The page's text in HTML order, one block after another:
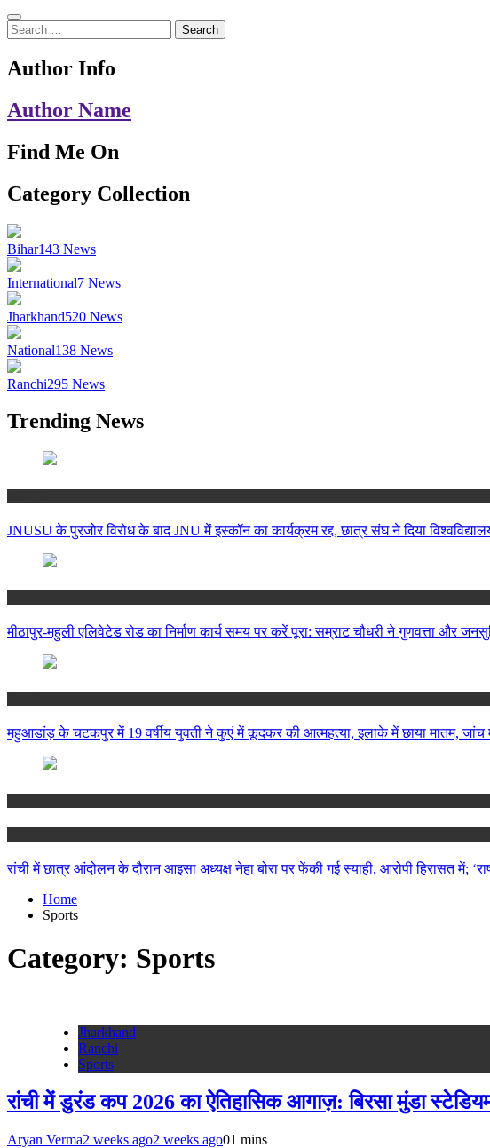
Search
for:
Author Info
Author Name
Find Me On
Category Collection
Bihar143 News
International7 News
Jharkhand520 News
National138 News
Ranchi295 News
Trending News
JNUSU के पुरजोर विरोध के बाद JNU में इस्कॉन का कार्यक्रम रद्द, छात्र संघ ने दिया
मीठापुर-महुली एलिवेटेड रोड का निर्माण कार्य समय पर करें पूरा: सम्राट चौधरी ने गुणवत्ता और
महुआडांड़ के चटकपुर में 19 वर्षीय युवती ने कुएं में कूदकर की आत्महत्या, इलाके में छाया मातम, जांच
रांची में छात्र आंदोलन के दौरान आइसा अध्यक्ष नेहा बोरा पर फेंकी गई स्याही, आरोपी हिरासत में;
Home
Sports
Category: Sports
Jharkhand
Ranchi
Sports
रांची में डुरंड कप 2026 का ऐतिहासिक आगाज़: बिरसा मुंडा
Aryan Verma2 weeks ago2 weeks ago01 mins